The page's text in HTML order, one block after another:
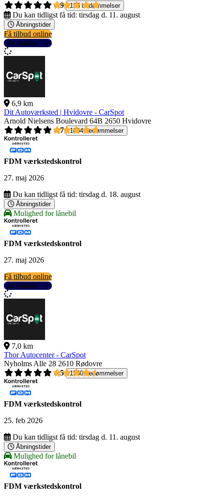
4,9
135 bedømmelser
Du kan tidligst få tid: tirsdag d. 11. august
Åbningstider
Få tilbud online
Se detaljer
6,9 km
Dit Autoværksted | Hvidovre - CarSpot
Arnold Nielsens Boulevard 64B 2650 Hvidovre
4,7
1004 bedømmelser
FDM værkstedskontrol
27. maj 2026
Du kan tidligst få tid: tirsdag d. 18. august
Åbningstider
Mulighed for lånebil
FDM værkstedskontrol
27. maj 2026
Få tilbud online
Se detaljer
7,0 km
Thor Autocenter - CarSpot
Nyholms Alle 28 2610 Rødovre
4,5
1560 bedømmelser
FDM værkstedskontrol
25. feb 2026
Du kan tidligst få tid: tirsdag d. 11. august
Åbningstider
Mulighed for lånebil
FDM værkstedskontrol